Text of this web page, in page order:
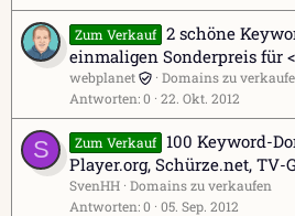
Zum Verkauf 2 schöne
einmaligen Sonderpreis für
webplanet
Domains zu
Antworten 0 22. Okt. 2012
S Zum Verkauf 100 Keyword-
Player.org, Schürze.net, TV-
SvenHH Domains zu verkaufen
Antworten 0 05. Sep. 2012